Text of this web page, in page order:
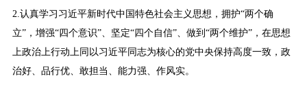
2.认真学习习近平新时代中国特色社会主义思想，拥护“两个确
立”，增强“四个意识”、坚定“四个自信”、做到“两个维护”，在思想
上政治上行动上同以习近平同志为核心的党中央保持高度一致，政
治好、品行优、敢担当、能力强、作风实。